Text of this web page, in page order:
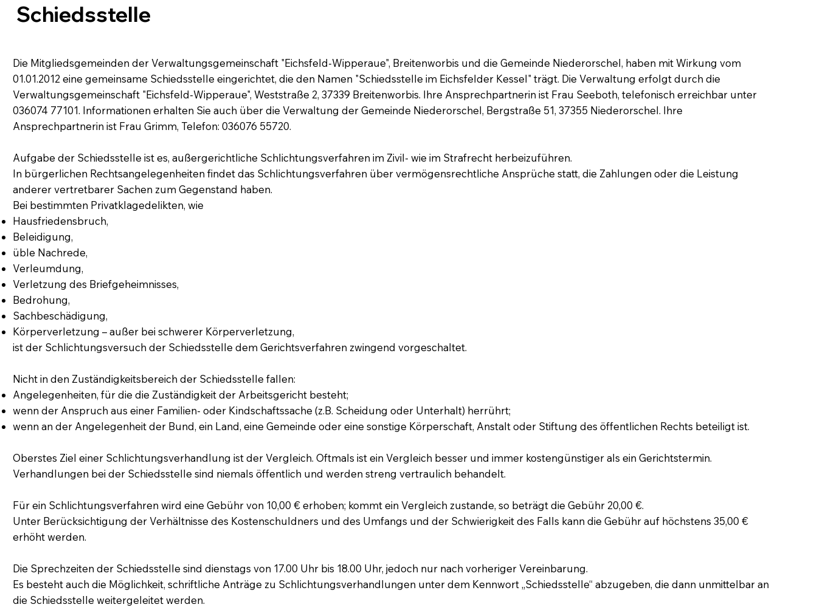
Schiedsstelle
Die Mitgliedsgemeinden der Verwaltungsgemeinschaft "Eichsfeld-Wipperaue", Breitenworbis und die Gemeinde Niederorschel, haben mit Wirkung vom
01.01.2012 eine gemeinsame Schiedsstelle eingerichtet, die den Namen "Schiedsstelle im Eichsfelder Kessel" trägt. Die Verwaltung erfolgt durch die
Verwaltungsgemeinschaft "Eichsfeld-Wipperaue", Weststraße 2, 37339 Breitenworbis. Ihre Ansprechpartnerin ist Frau Seeboth, telefonisch erreichbar unter
036074 77101. Informationen erhalten Sie auch über die Verwaltung der Gemeinde Niederorschel, Bergstraße 51, 37355 Niederorschel. Ihre
Ansprechpartnerin ist Frau Grimm, Telefon: 036076 55720.
Aufgabe der Schiedsstelle ist es, außergerichtliche Schlichtungsverfahren im Zivil- wie im Strafrecht herbeizuführen.
In bürgerlichen Rechtsangelegenheiten findet das Schlichtungsverfahren über vermögensrechtliche Ansprüche statt, die Zahlungen oder die Leistung
anderer vertretbarer Sachen zum Gegenstand haben.
Bei bestimmten Privatklagedelikten, wie
Hausfriedensbruch,
Beleidigung,
üble Nachrede,
Verleumdung,
Verletzung des Briefgeheimnisses,
Bedrohung,
Sachbeschädigung,
Körperverletzung – außer bei schwerer Körperverletzung,
ist der Schlichtungsversuch der Schiedsstelle dem Gerichtsverfahren zwingend vorgeschaltet.
Nicht in den Zuständigkeitsbereich der Schiedsstelle fallen:
Angelegenheiten, für die die Zuständigkeit der Arbeitsgericht besteht;
wenn der Anspruch aus einer Familien- oder Kindschaftssache (z.B. Scheidung oder Unterhalt) herrührt;
wenn an der Angelegenheit der Bund, ein Land, eine Gemeinde oder eine sonstige Körperschaft, Anstalt oder Stiftung des öffentlichen Rechts beteiligt ist.
Oberstes Ziel einer Schlichtungsverhandlung ist der Vergleich. Oftmals ist ein Vergleich besser und immer kostengünstiger als ein Gerichtstermin.
Verhandlungen bei der Schiedsstelle sind niemals öffentlich und werden streng vertraulich behandelt.
Für ein Schlichtungsverfahren wird eine Gebühr von 10,00 € erhoben; kommt ein Vergleich zustande, so beträgt die Gebühr 20,00 €.
Unter Berücksichtigung der Verhältnisse des Kostenschuldners und des Umfangs und der Schwierigkeit des Falls kann die Gebühr auf höchstens 35,00 €
erhöht werden.
Die Sprechzeiten der Schiedsstelle sind dienstags von 17.00 Uhr bis 18.00 Uhr, jedoch nur nach vorheriger Vereinbarung.
Es besteht auch die Möglichkeit, schriftliche Anträge zu Schlichtungsverhandlungen unter dem Kennwort „Schiedsstelle“ abzugeben, die dann unmittelbar an
die Schiedsstelle weitergeleitet werden.